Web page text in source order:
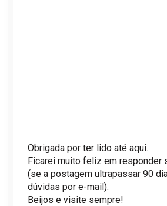
Obrigada por ter lido até aqui.
Ficarei muito feliz em responder
(se a postagem ultrapassar 90
dúvidas por e-mail).
Beijos e visite sempre!